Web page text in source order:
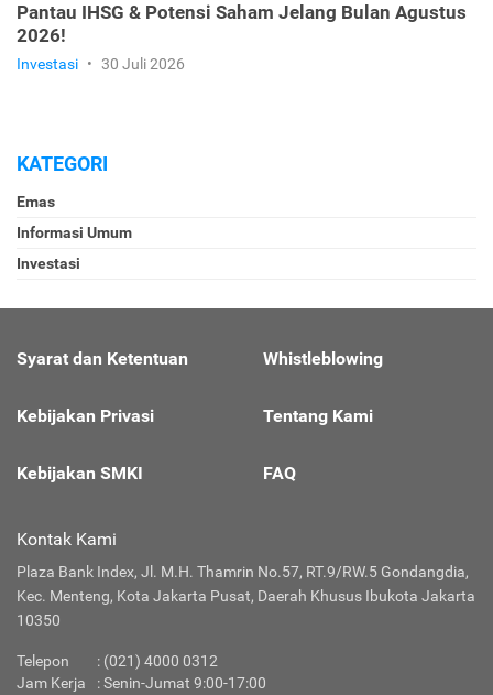
Pantau IHSG & Potensi Saham Jelang Bulan Agustus
2026!
Investasi • 30 Juli 2026
KATEGORI
Emas
Informasi Umum
Investasi
Syarat dan Ketentuan
Kebijakan Privasi
Kebijakan SMKI
Whistleblowing
Tentang Kami
FAQ
Kontak Kami
Plaza Bank Index, Jl. M.H. Thamrin No.57, RT.9/RW.5 Gondangdia,
Kec. Menteng, Kota Jakarta Pusat, Daerah Khusus Ibukota Jakarta
10350
Telepon : (021) 4000 0312
Jam Kerja
: Senin-Jumat 9:00-17:00